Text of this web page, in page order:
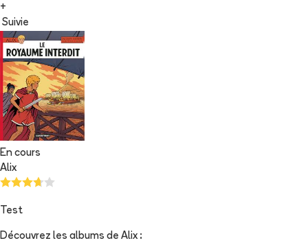
+
Suivie
En cours
Alix
Test
Découvrez les albums de Alix :